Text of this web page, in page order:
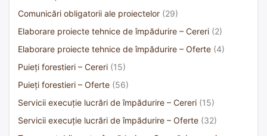
Comunicări obligatorii ale proiectelor (29)
Elaborare proiecte tehnice de împădurire – Cereri (2)
Elaborare proiecte tehnice de împădurire – Oferte (4)
Puieți forestieri – Cereri (15)
Puieți forestieri – Oferte (56)
Servicii execuție lucrări de împădurire – Cereri (15)
Servicii execuție lucrări de împădurire – Oferte (32)